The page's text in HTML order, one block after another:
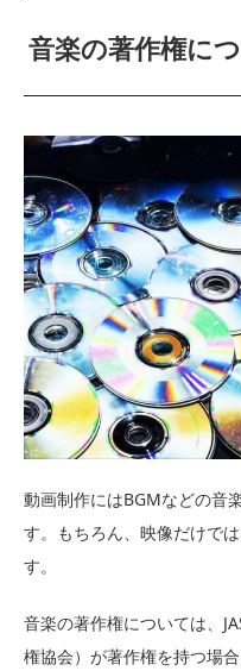
音楽の著作権に
動画制作にはBGMなどの音
す。もちろん、映像だけで
す。
音楽の著作権については、
権協会）が著作権を持つ場